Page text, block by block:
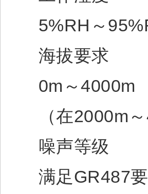
5%RH～
海拔要求
0m～4000m
（在2000m～
噪声等级
满足GR487要